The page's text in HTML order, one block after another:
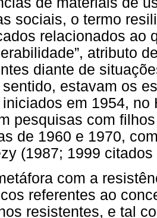
sociais, o termo
relacionados ao
atributo
diante de
sentido, estavam os
em 1954,
pesquisas com
de 1960 e 1970,
(1987; 1999
com a
referentes ao
resistentes, e tal